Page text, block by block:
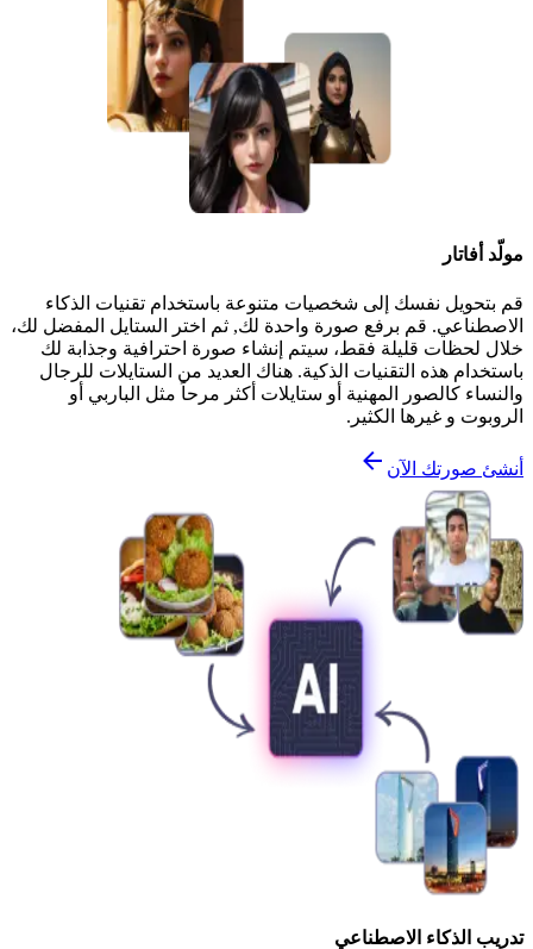
مولّد أفاتار
قم بتحويل نفسك إلى شخصيات متنوعة باستخدام تقنيات الذكاء
الاصطناعي. قم برفع صورة واحدة لك, ثم اختر الستايل المفضل لك،
خلال لحظات قليلة فقط، سيتم إنشاء صورة احترافية وجذابة لك
باستخدام هذه التقنيات الذكية. هناك العديد من الستايلات للرجال
والنساء كالصور المهنية أو ستايلات أكثر مرحاً مثل الباربي أو
الروبوت و غيرها الكثير.
أنشئ صورتك الآن
تدريب الذكاء الاصطناعي